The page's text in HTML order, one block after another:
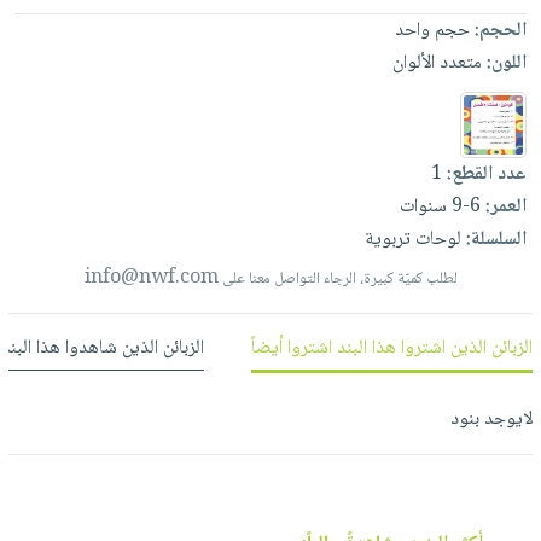
العناية
بالأسنان
الحمية
والتغذية
أدوات
المائدة
الأوعية
والتخزين
أدوات
المطبخ
الأكثر
مبيعاً
العودة
للمدارس
اكسسوارات
كتب
اكسسوارات
اكسسوارات
ملابس
مطرزات
حقائب
شحن
مجاني
بنود
مختارة
اشتراكات
كل
الاشتراكات
صندوق
بلا
بحث
متقدم
نيل
وفرات
الشركة
حسابك
الحجم:حجم واحد
اللون:متعدد الألوان
عدد القطع:1
العمر:6-9 سنوات
السلسلة:لوحات تربوية
لطلب كميّة كبيرة، الرجاء التواصل معنا علىinfo@nwf.com
الزبائن الذين اشتروا هذا البند اشتروا أيضاً الزبائن الذين شاهدوا هذا
لايوجد بنود